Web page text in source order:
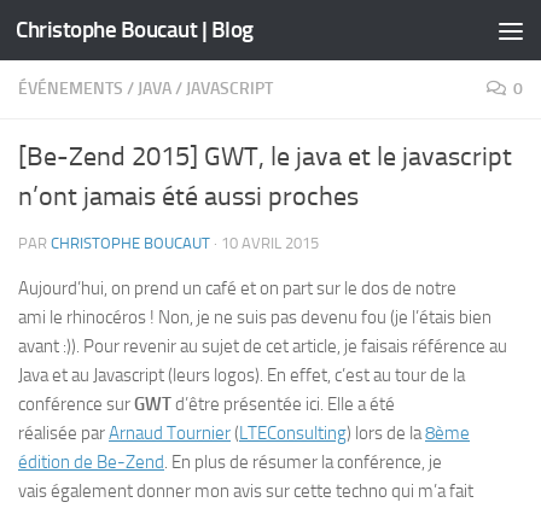
Skip to content
Christophe Boucaut | Blog
ÉVÉNEMENTS / JAVA/ JAVASCRIPT 0
[Be-Zend 2015] GWT, le java et le javascript
n’ont jamais été aussi proches
PAR CHRISTOPHE BOUCAUT · 10 AVRIL 2015
Aujourd’hui, on prend un café et on part sur le dos de notre
ami le rhinocéros ! Non, je ne suis pas devenu fou (je l’étais bien
avant :)). Pour revenir au sujet de cet article, je faisais référence au
Java et au Javascript (leurs logos). En effet, c’est au tour de la
conférence surGWTd’être présentée ici. Elle a été
réalisée parArnaud Tournier(LTEConsulting) lors de la8ème
édition de Be-Zend. En plus de résumer la conférence, je
vais également donner mon avis sur cette techno qui m’a fait